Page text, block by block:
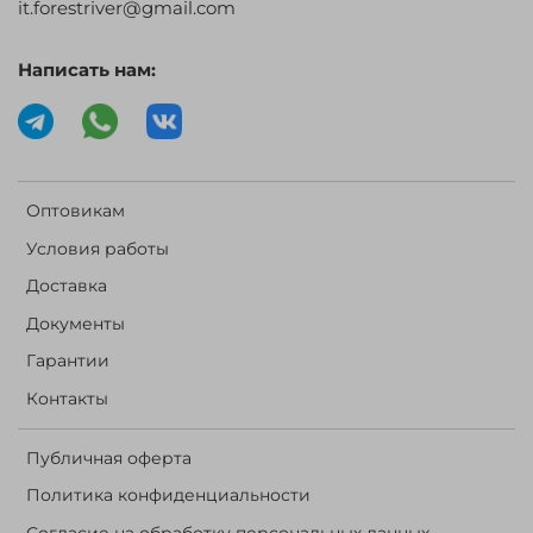
Оптовикам
Условия работы
Доставка
Документы
Гарантии
Контакты
Публичная оферта
Политика конфиденциальности
it.forestriver@gmail.com
Написать нам: